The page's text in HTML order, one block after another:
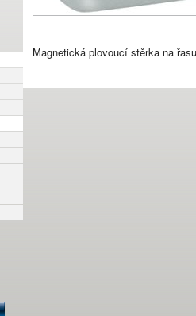
Magnetická plovoucí stěrka na